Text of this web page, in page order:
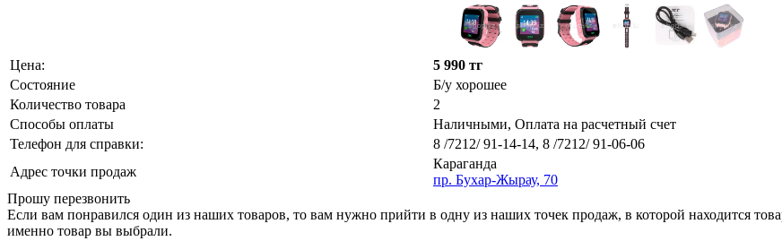
Цена:
5 990 тг
Состояние
Б/у хорошее
Количество товара
2
Способы оплаты
Наличными, Оплата на расчетный счет
Телефон для справки:
8 /7212/ 91-14-14, 8 /7212/ 91-06-06
Адрес точки продаж
Караганда
пр. Бухар-Жырау, 70
Прошу перезвонить
Если вам понравился один из наших товаров, то вам нужно прийти в одну из наших точек продаж, в которой находится
именно товар вы выбрали.